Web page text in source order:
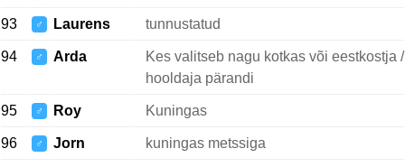
93 ♂ Laurens tunnustatud
94 ♂ Arda
Kes valitseb nagu kotkas või eestkostja /
hooldaja pärandi
95 ♂ Roy Kuningas
96 ♂ Jorn kuningas metssiga